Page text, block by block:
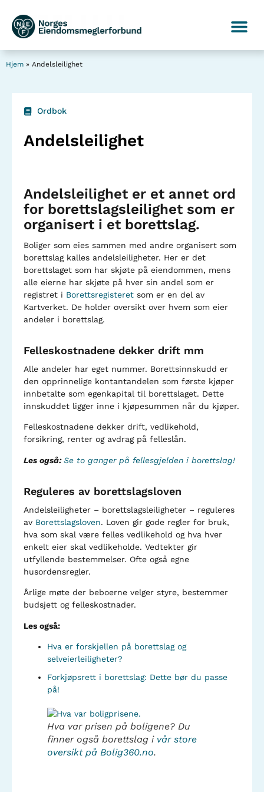
Hjem » Andelsleilighet
Ordbok
Andelsleilighet
Andelsleilighet er et annet ord
for borettslagsleilighet som er
organisert i et borettslag.
Boliger som eies sammen med andre organisert som
borettslag kalles andelsleiligheter. Her er det
borettslaget som har skjøte på eiendommen, mens
alle eierne har skjøte på hver sin andel som er
registret i Borettsregisteret som er en del av
Kartverket. De holder oversikt over hvem som eier
andeler i borettslag.
Felleskostnadene dekker drift mm
Alle andeler har eget nummer. Borettsinnskudd er
den opprinnelige kontantandelen som første kjøper
innbetalte som egenkapital til borettslaget. Dette
innskuddet ligger inne i kjøpesummen når du kjøper.
Felleskostnadene dekker drift, vedlikehold,
forsikring, renter og avdrag på felleslån.
Les også:Se to ganger på fellesgjelden i borettslag!
Reguleres av borettslagsloven
Andelsleiligheter – borettslagsleiligheter – reguleres
av Borettslagsloven. Loven gir gode regler for bruk,
hva som skal være felles vedlikehold og hva hver
enkelt eier skal vedlikeholde. Vedtekter gir
utfyllende bestemmelser. Ofte også egne
husordensregler.
Årlige møte der beboerne velger styre, bestemmer
budsjett og felleskostnader.
Les også:
Hva er forskjellen på borettslag og
selveierleiligheter?
Forkjøpsrett i borettslag: Dette bør du passe
på!
Hva var prisen på boligene? Du
finner også borettslag i vår store
oversikt på Bolig360.no.